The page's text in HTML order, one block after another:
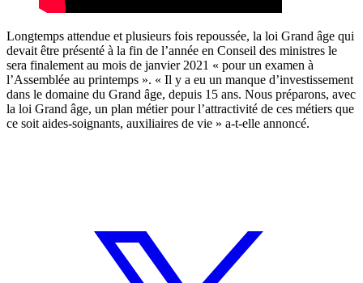
Longtemps attendue et plusieurs fois repoussée, la loi Grand âge qui
devait être présenté à la fin de l’année en Conseil des ministres le
sera finalement au mois de janvier 2021 « pour un examen à
l’Assemblée au printemps ». « Il y a eu un manque d’investissement
dans le domaine du Grand âge, depuis 15 ans. Nous préparons, avec
la loi Grand âge, un plan métier pour l’attractivité de ces métiers que
ce soit aides-soignants, auxiliaires de vie » a-t-elle annoncé.